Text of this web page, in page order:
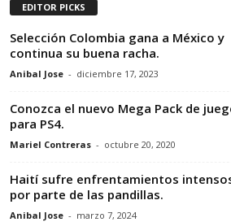
EDITOR PICKS
Selección Colombia gana a México y
continua su buena racha.
Anibal Jose - diciembre 17, 2023
Conozca el nuevo Mega Pack de
para PS4.
Mariel Contreras - octubre 20, 2020
Haití sufre enfrentamientos
por parte de las pandillas.
Anibal Jose - marzo 7, 2024